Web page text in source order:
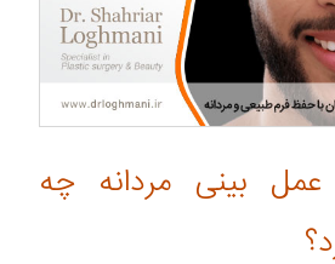
عمل بینی مردانه چه